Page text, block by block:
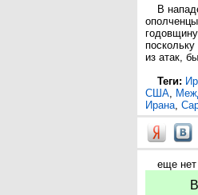
В
из атак,
Теги:
США,
Ирана,
еще нет